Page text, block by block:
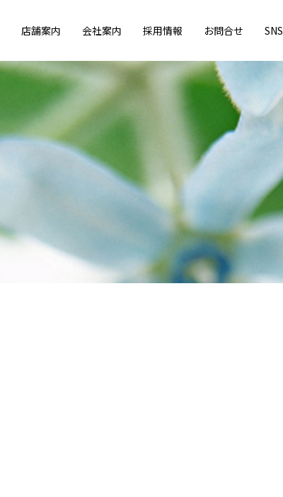
店舗案内 会社案内 採用情報 お問合せ SNS